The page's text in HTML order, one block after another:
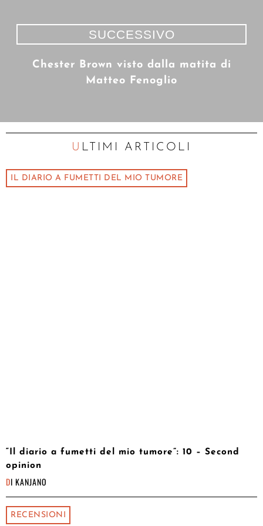
SUCCESSIVO
Chester Brown visto dalla matita di
Matteo Fenoglio
ULTIMI ARTICOLI
IL DIARIO A FUMETTI DEL MIO TUMORE
“Il diario a fumetti del mio tumore”: 10 – Second
opinion
DI KANJANO
RECENSIONI